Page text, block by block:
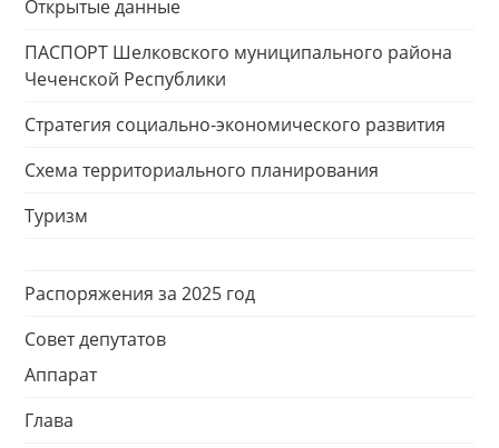
Открытые данные
ПАСПОРТ Шелковского муниципального района
Чеченской Республики
Стратегия социально-экономического развития
Схема территориального планирования
Туризм
Распоряжения за 2025 год
Совет депутатов
Аппарат
Глава